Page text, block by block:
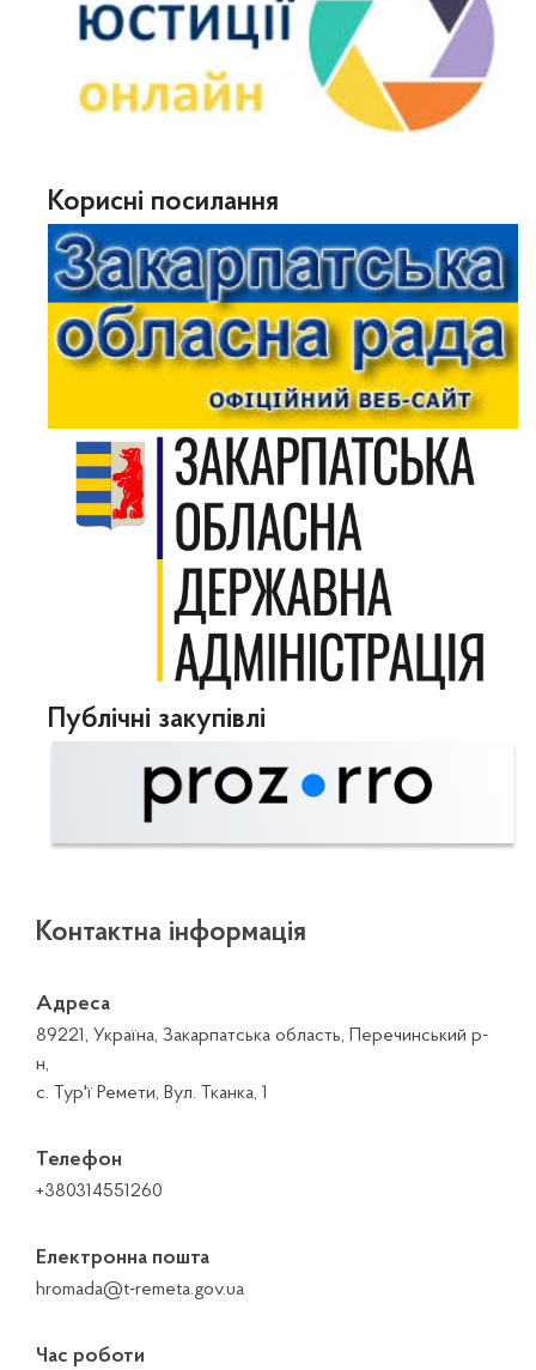
Корисні посилання
Публічні закупівлі
Контактна інформація
Адреса
89221, Україна, Закарпатська область, Перечинський р-
н,
с. Тур'ї Ремети, Вул. Тканка, 1
Телефон
+380314551260
Електронна пошта
hromada@t-remeta.gov.ua
Час роботи